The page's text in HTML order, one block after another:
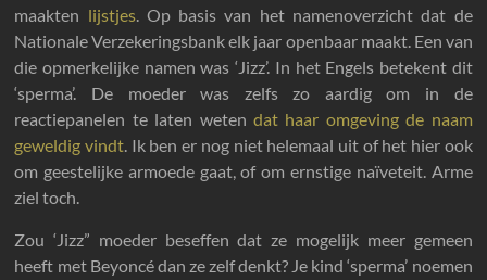
maakten lijstjes. Op basis van het namenoverzicht dat de
Nationale Verzekeringsbank elk jaar openbaar maakt. Een van
die opmerkelijke namen was ‘Jizz’. In het Engels betekent dit
‘sperma’. De moeder was zelfs zo aardig om in de
reactiepanelen te laten weten dat haar omgeving de naam
geweldig vindt. Ik ben er nog niet helemaal uit of het hier ook
om geestelijke armoede gaat, of om ernstige naïveteit. Arme
ziel toch.
Zou ‘Jizz” moeder beseffen dat ze mogelijk meer gemeen
heeft met Beyoncé dan ze zelf denkt? Je kind ‘sperma’ noemen